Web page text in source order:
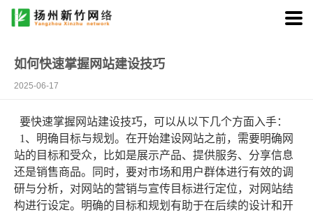
如何快速掌握网站建设技巧
2025-06-17
要快速掌握网站建设技巧，可以从以下几个方面入手：
1、明确目标与规划。在开始建设网站之前，需要明确网
站的目标和受众，比如是展示产品、提供服务、分享信息
还是销售商品。同时，要对市场和用户群体进行有效的调
研与分析，对网站的营销与宣传目标进行定位，对网站结
构进行设定。明确的目标和规划有助于在后续的设计和开